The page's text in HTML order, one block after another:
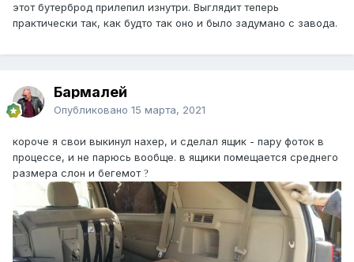
этот бутерброд прилепил изнутри. Выглядит теперь
практически так, как будто так оно и было задумано с завода.
Бармалей
Опубликовано 15 марта, 2021
короче я свои выкинул нахер, и сделал ящик - пару фоток в
процессе, и не парюсь вообще. в ящики помещается среднего
размера слон и бегемот ?